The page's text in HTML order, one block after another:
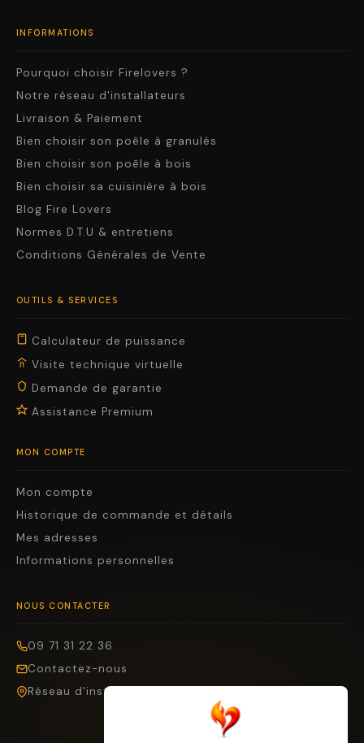
INFORMATIONS
Pourquoi choisir Firelovers ?
Notre réseau d'installateurs
Livraison & Paiement
Bien choisir son poêle à granulés
Bien choisir son poêle à bois
Bien choisir sa cuisinière à bois
Blog Fire Lovers
Normes D.T.U & entretiens
Conditions Générales de Vente
OUTILS & SERVICES
Calculateur de puissance
Visite technique virtuelle
Demande de garantie
Assistance Premium
MON COMPTE
Mon compte
Historique de commande et détails
Mes adresses
Informations personnelles
NOUS CONTACTER
09 71 31 22 36
Contactez-nous
Réseau d'installateurs